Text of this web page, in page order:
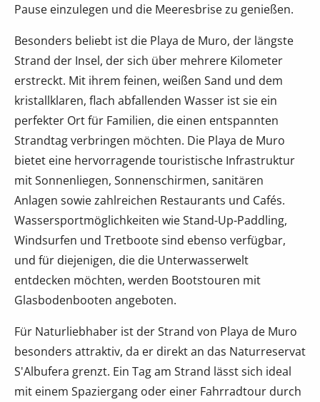
Pause einzulegen und die Meeresbrise zu genießen.
Besonders beliebt ist die Playa de Muro, der längste
Strand der Insel, der sich über mehrere Kilometer
erstreckt. Mit ihrem feinen, weißen Sand und dem
kristallklaren, flach abfallenden Wasser ist sie ein
perfekter Ort für Familien, die einen entspannten
Strandtag verbringen möchten. Die Playa de Muro
bietet eine hervorragende touristische Infrastruktur
mit Sonnenliegen, Sonnenschirmen, sanitären
Anlagen sowie zahlreichen Restaurants und Cafés.
Wassersportmöglichkeiten wie Stand-Up-Paddling,
Windsurfen und Tretboote sind ebenso verfügbar,
und für diejenigen, die die Unterwasserwelt
entdecken möchten, werden Bootstouren mit
Glasbodenbooten angeboten.
Für Naturliebhaber ist der Strand von Playa de Muro
besonders attraktiv, da er direkt an das Naturreservat
S'Albufera grenzt. Ein Tag am Strand lässt sich ideal
mit einem Spaziergang oder einer Fahrradtour durch